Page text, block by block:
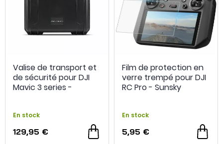
Valise de transport et
de sécurité pour DJI
Mavic 3 series -
En stock
129,95 €
Film de protection en
verre trempé pour DJI
RC Pro - Sunsky
En stock
5,95 €